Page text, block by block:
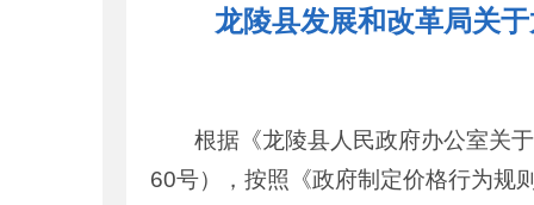
龙陵县发展和改革局关
根据《龙陵县人民政府办公室关
60号），按照《政府制定价格行为规